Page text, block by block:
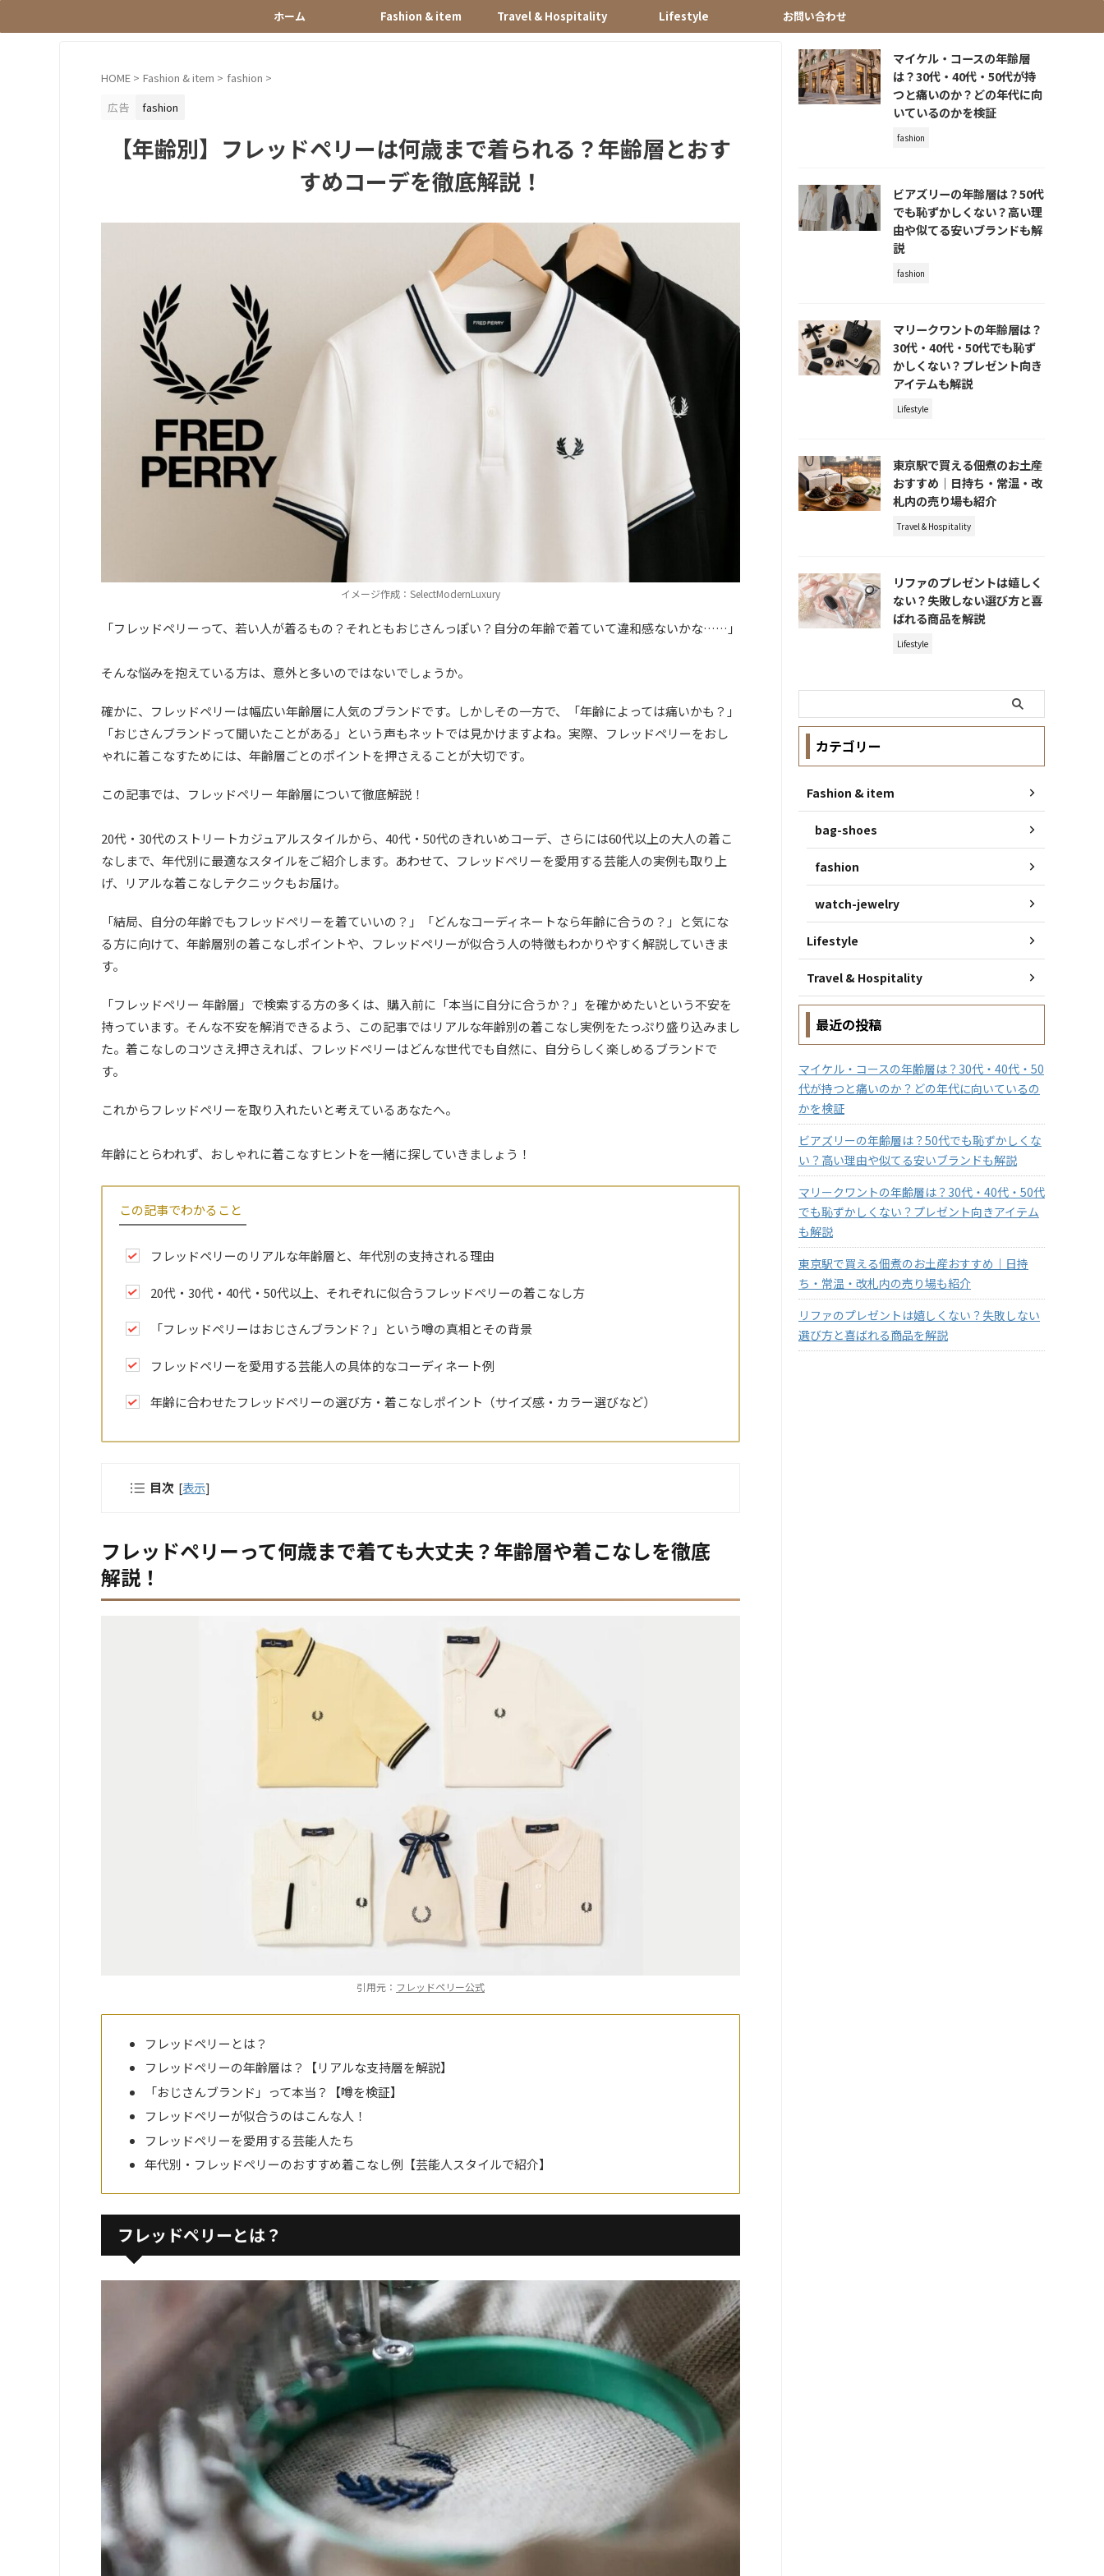
ホーム Fashion & item Travel & Hospitality Lifestyle お問い合わせ
HOME > Fashion & item > fashion >
広告
fashion
【年齢別】フレッドペリーは何歳まで着られる？年齢層とおす
すめコーデを徹底解説！
イメージ作成：SelectModernLuxury
「フレッドペリーって、若い人が着るもの？それともおじさんっぽい？自分の年齢で着ていて違和感ないかな……」
そんな悩みを抱えている方は、意外と多いのではないでしょうか。
確かに、フレッドペリーは幅広い年齢層に人気のブランドです。しかしその一方で、「年齢によっては痛いかも？」
「おじさんブランドって聞いたことがある」という声もネットでは見かけますよね。実際、フレッドペリーをおし
ゃれに着こなすためには、年齢層ごとのポイントを押さえることが大切です。
この記事では、フレッドペリー 年齢層について徹底解説！
20代・30代のストリートカジュアルスタイルから、40代・50代のきれいめコーデ、さらには60代以上の大人の着こ
なしまで、年代別に最適なスタイルをご紹介します。あわせて、フレッドペリーを愛用する芸能人の実例も取り上
げ、リアルな着こなしテクニックもお届け。
「結局、自分の年齢でもフレッドペリーを着ていいの？」「どんなコーディネートなら年齢に合うの？」と気にな
る方に向けて、年齢層別の着こなしポイントや、フレッドペリーが似合う人の特徴もわかりやすく解説していきま
す。
「フレッドペリー 年齢層」で検索する方の多くは、購入前に「本当に自分に合うか？」を確かめたいという不安を
持っています。そんな不安を解消できるよう、この記事ではリアルな年齢別の着こなし実例をたっぷり盛り込みまし
た。着こなしのコツさえ押さえれば、フレッドペリーはどんな世代でも自然に、自分らしく楽しめるブランドで
す。
これからフレッドペリーを取り入れたいと考えているあなたへ。
年齢にとらわれず、おしゃれに着こなすヒントを一緒に探していきましょう！
この記事でわかること
フレッドペリーのリアルな年齢層と、年代別の支持される理由
20代・30代・40代・50代以上、それぞれに似合うフレッドペリーの着こなし方
「フレッドペリーはおじさんブランド？」という噂の真相とその背景
フレッドペリーを愛用する芸能人の具体的なコーディネート例
年齢に合わせたフレッドペリーの選び方・着こなしポイント（サイズ感・カラー選びなど）
目次 [表示]
フレッドペリーって何歳まで着ても大丈夫？年齢層や着こなしを徹底
解説！
引用元： フレッドペリー公式
フレッドペリーとは？
フレッドペリーの年齢層は？【リアルな支持層を解説】
「おじさんブランド」って本当？【噂を検証】
フレッドペリーが似合うのはこんな人！
フレッドペリーを愛用する芸能人たち
年代別・フレッドペリーのおすすめ着こなし例【芸能人スタイルで紹介】
フレッドペリーとは？
マイケル・コースの年齢層
は？30代・40代・50代が持
つと痛いのか？どの年代に向
いているのかを検証
fashion
ビアズリーの年齢層は？50代
でも恥ずかしくない？高い理
由や似てる安いブランドも解
説
fashion
マリークワントの年齢層は？
30代・40代・50代でも恥ず
かしくない？プレゼント向き
アイテムも解説
Lifestyle
東京駅で買える佃煮のお土産
おすすめ｜日持ち・常温・改
札内の売り場も紹介
Travel & Hospitality
リファのプレゼントは嬉しく
ない？失敗しない選び方と喜
ばれる商品を解説
Lifestyle
カテゴリー
Fashion & item
bag-shoes
fashion
watch-jewelry
Lifestyle
Travel & Hospitality
最近の投稿
マイケル・コースの年齢層は？30代・40代・50
代が持つと痛いのか？どの年代に向いているの
かを検証
ビアズリーの年齢層は？50代でも恥ずかしくな
い？高い理由や似てる安いブランドも解説
マリークワントの年齢層は？30代・40代・50代
でも恥ずかしくない？プレゼント向きアイテム
も解説
東京駅で買える佃煮のお土産おすすめ｜日持
ち・常温・改札内の売り場も紹介
リファのプレゼントは嬉しくない？失敗しない
選び方と喜ばれる商品を解説